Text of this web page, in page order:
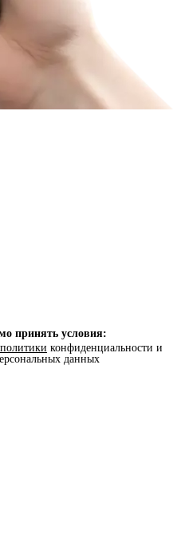
принять условия:
политики конфиденциальности и
данных